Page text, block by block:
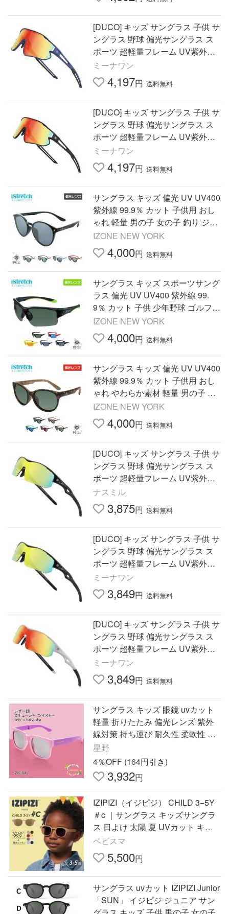
[DUCO] キッズ サングラス 子供 サ
ングラス 野球 偏光サングラス ス
ポーツ 超軽量フレーム UV紫外線
カット ランニング サイクリング用
ミーナワン
4,197円 送料無料
[DUCO] キッズ サングラス 子供 サ
ングラス 野球 偏光サングラス ス
ポーツ 超軽量フレーム UV紫外線
カット ランニング サイクリング用
ミーナワン
4,197円 送料無料
サングラス キッズ 偏光 UV UV400
紫外線 99.9％ カット 子供用 おし
ゃれ 軽量 男の子 女の子 釣り ジュ
ニア IZONE NEW YORK iStretch P
710 爆買
IZONE NEW YORK
4,000円 送料無料
サングラス キッズ スポーツサング
ラス 偏光 UV UV400 紫外線 99.
9％ カット 子供 少年野球 ゴルフ
ジュニア 軽量 釣り IZONE NEW Y
ORK iStretch P707 爆買
IZONE NEW YORK
4,000円 送料無料
サングラス キッズ 偏光 UV UV400
紫外線 99.9％ カット 子供用 おし
ゃれ やわらか素材 軽量 男の子 女
の子 釣り ジュニア IZONE NEW Y
ORK iStretch P709 爆買
IZONE NEW YORK
4,000円 送料無料
[DUCO] キッズ サングラス 子供 サ
ングラス 野球 偏光サングラス ス
ポーツ 超軽量フレーム UV紫外線
カット ランニング サイクリング用
ナスミル
3,875円 送料無料
[DUCO] キッズ サングラス 子供 サ
ングラス 野球 偏光サングラス ス
ポーツ 超軽量フレーム UV紫外線
カット ランニング サイクリング用
ミーナワン
3,849円 送料無料
[DUCO] キッズ サングラス 子供 サ
ングラス 野球 偏光サングラス ス
ポーツ 超軽量フレーム UV紫外線
カット ランニング サイクリング用
ミーナワン
3,849円 送料無料
サングラス キッズ 眼鏡 uvカット
軽量 折りたたみ 偏光レンズ 紫外
線対策 持ち運び 耐久性 柔軟性 見
やすい 可愛い アウトドア
星野
4％OFF (164円引き)
3,932円
IZIPIZI（イジピジ） CHILD 3−5Y
＃c ｜サングラス キッズサングラ
ス 日よけ 太陽 夏 UVカット キッ
ズ お出掛け 遊び プール アウトド
ア ギフト 紫外線
ベビスマ
5,500円
サングラス uvカット IZIPIZI Junior
「SUN」 イジピジ ジュニア サン